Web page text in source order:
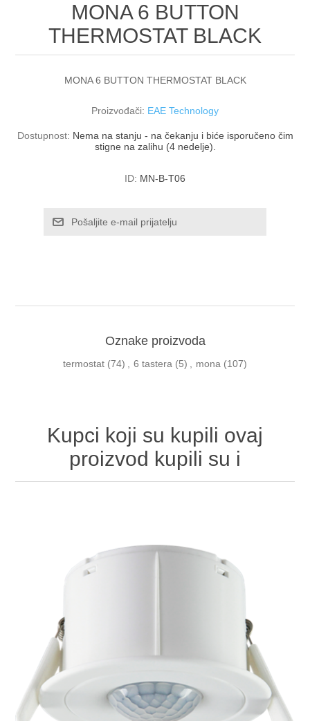
MONA 6 BUTTON
THERMOSTAT BLACK
MONA 6 BUTTON THERMOSTAT BLACK
Proizvođači: EAE Technology
Dostupnost: Nema na stanju - na čekanju i biće isporučeno čim
stigne na zalihu (4 nedelje).
ID: MN-B-T06
Oznake proizvoda
termostat (74) 6 tastera (5) mona (107)
Kupci koji su kupili ovaj
proizvod kupili su i